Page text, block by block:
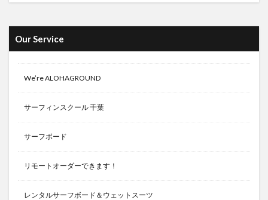
Our Service
We’re ALOHAGROUND
サーフィンスクール 千葉
サーフボード
リモートオーダーできます！
レンタルサーフボード＆ウェットスーツ